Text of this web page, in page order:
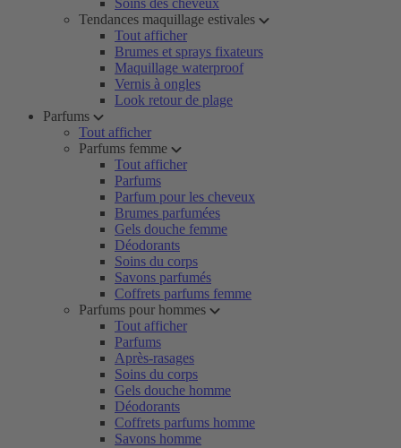
Soins des cheveux
Tendances maquillage estivales
Tout afficher
Brumes et sprays fixateurs
Maquillage waterproof
Vernis à ongles
Look retour de plage
Parfums
Tout afficher
Parfums femme
Tout afficher
Parfums
Parfum pour les cheveux
Brumes parfumées
Gels douche femme
Déodorants
Soins du corps
Savons parfumés
Coffrets parfums femme
Parfums pour hommes
Tout afficher
Parfums
Après-rasages
Soins du corps
Gels douche homme
Déodorants
Coffrets parfums homme
Savons homme